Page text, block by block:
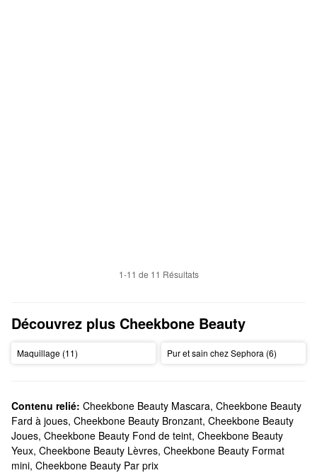
1-11 de 11 Résultats
Découvrez plus Cheekbone Beauty
Maquillage (11) Pur et sain chez Sephora (6)
Contenu relié: Cheekbone Beauty Mascara, Cheekbone Beauty
Fard à joues, Cheekbone Beauty Bronzant, Cheekbone Beauty
Joues, Cheekbone Beauty Fond de teint, Cheekbone Beauty
Yeux, Cheekbone Beauty Lèvres, Cheekbone Beauty Format
mini, Cheekbone Beauty Par prix